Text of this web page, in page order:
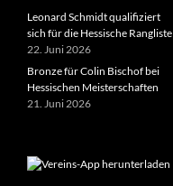
Leonard Schmidt qualifiziert
sich für die Hessische Rangliste
22. Juni 2026
Bronze für Colin Bischof bei
Hessischen Meisterschaften
21. Juni 2026